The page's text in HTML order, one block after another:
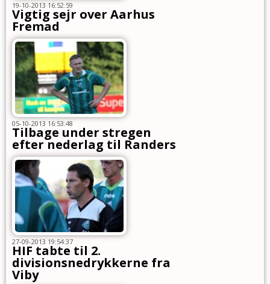
19-10-2013 16:52:59
Vigtig sejr over Aarhus
Fremad
05-10-2013 16:53:48
Tilbage under stregen
efter nederlag til Randers
27-09-2013 19:54:37
HIF tabte til 2.
divisionsnedrykkerne fra
Viby